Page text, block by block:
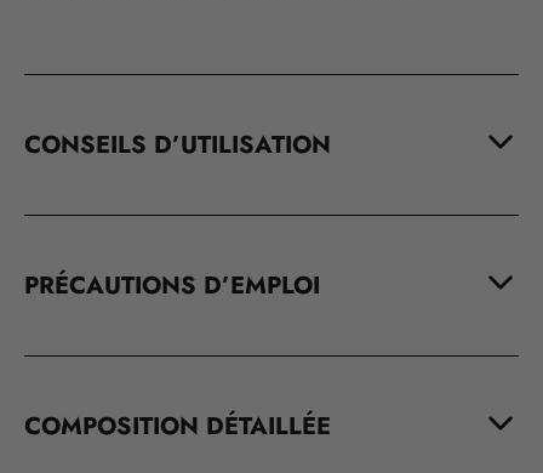
CONSEILS D’UTILISATION
PRÉCAUTIONS D’EMPLOI
COMPOSITION DÉTAILLÉE